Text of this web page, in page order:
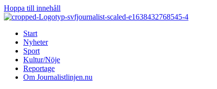
Hoppa till innehåll
Start
Nyheter
Sport
Kultur/Nöje
Reportage
Om Journalistlinjen.nu